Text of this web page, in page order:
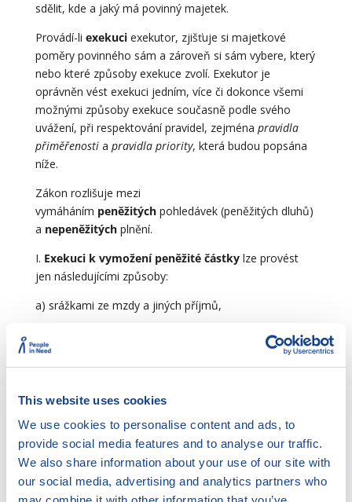
This website uses cookies
We use cookies to personalise content and ads, to
provide social media features and to analyse our traffic.
We also share information about your use of our site with
our social media, advertising and analytics partners who
sdělit, kde a jaký má povinný majetek.
Provádí-li exekuciexekutor, zjišťuje si majetkové
poměry povinného sám a zároveň si sám vybere, který
nebo které způsoby exekuce zvolí. Exekutor je
oprávněn vést exekuci jedním, více či dokonce všemi
možnými způsoby exekuce současně podle svého
uvážení, při respektování pravidel, zejména pravidla
přiměřenostia pravidla priority, která budou popsána
níže.
Zákon rozlišuje mezi
vymáháním peněžitýchpohledávek (peněžitých dluhů)
a nepeněžitýchplnění.
I. Exekuci k vymožení peněžité částkylze provést
jen následujícími způsoby:
a) srážkami ze mzdy a jiných příjmů,
c) prodejem movitých věcí a nemovitých věcí,
d) postižením závodu,
e) správou nemovité věci,
f) pozastavením řidičského oprávnění
+ dále zřízením soudcovského/exekutorského
zástavního práva na nemovitostech